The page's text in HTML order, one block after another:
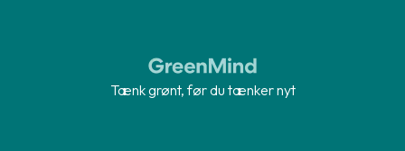
Tænk grønt, før du tænker nyt